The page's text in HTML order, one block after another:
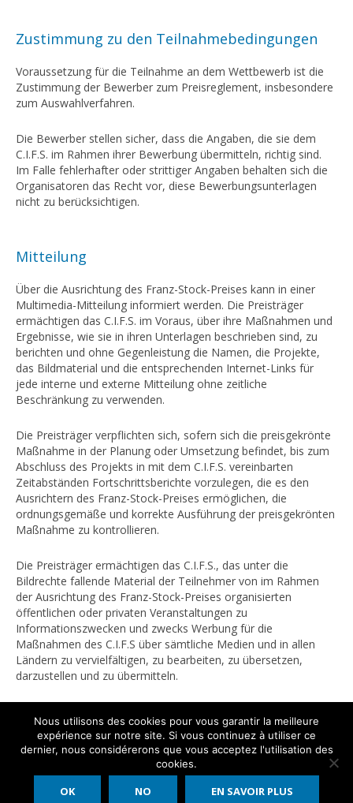
Zustimmung zu den Teilnahmebedingungen
Voraussetzung für die Teilnahme an dem Wettbewerb ist die
Zustimmung der Bewerber zum Preisreglement, insbesondere
zum Auswahlverfahren.
Die Bewerber stellen sicher, dass die Angaben, die sie dem
C.I.F.S. im Rahmen ihrer Bewerbung übermitteln, richtig sind.
Im Falle fehlerhafter oder strittiger Angaben behalten sich die
Organisatoren das Recht vor, diese Bewerbungsunterlagen
nicht zu berücksichtigen.
Mitteilung
Über die Ausrichtung des Franz-Stock-Preises kann in einer
Multimedia-Mitteilung informiert werden. Die Preisträger
ermächtigen das C.I.F.S. im Voraus, über ihre Maßnahmen und
Ergebnisse, wie sie in ihren Unterlagen beschrieben sind, zu
berichten und ohne Gegenleistung die Namen, die Projekte,
das Bildmaterial und die entsprechenden Internet-Links für
jede interne und externe Mitteilung ohne zeitliche
Beschränkung zu verwenden.
Die Preisträger verpflichten sich, sofern sich die preisgekrönte
Maßnahme in der Planung oder Umsetzung befindet, bis zum
Abschluss des Projekts in mit dem C.I.F.S. vereinbarten
Zeitabständen Fortschrittsberichte vorzulegen, die es den
Ausrichtern des Franz-Stock-Preises ermöglichen, die
ordnungsgemäße und korrekte Ausführung der preisgekrönten
Maßnahme zu kontrollieren.
Die Preisträger ermächtigen das C.I.F.S., das unter die
Bildrechte fallende Material der Teilnehmer von im Rahmen
der Ausrichtung des Franz-Stock-Preises organisierten
öffentlichen oder privaten Veranstaltungen zu
Informationszwecken und zwecks Werbung für die
Maßnahmen des C.I.F.S über sämtliche Medien und in allen
Ländern zu vervielfältigen, zu bearbeiten, zu übersetzen,
darzustellen und zu übermitteln.
Centre International Franz Stock 2016 - 2026 - All rights reserved
Impressum
Kontakt Datenschutzrichtlinie
Nous utilisons des cookies pour vous garantir la meilleure
expérience sur notre site. Si vous continuez à utiliser ce
dernier, nous considérerons que vous acceptez l'utilisation des
cookies.
OK NO EN SAVOIR PLUS